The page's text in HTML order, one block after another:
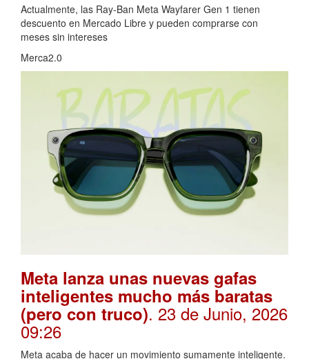
Actualmente, las Ray-Ban Meta Wayfarer Gen 1 tienen
descuento en Mercado Libre y pueden comprarse con
meses sin intereses
Merca2.0
Meta lanza unas nuevas gafas
inteligentes mucho más baratas
(pero con truco). 23 de Junio, 2026
09:26
Meta acaba de hacer un movimiento sumamente inteligente.